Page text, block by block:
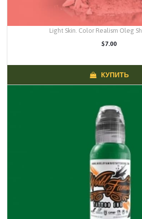
Light Skin. Color Realism Oleg
$7.00
КУПИТЬ